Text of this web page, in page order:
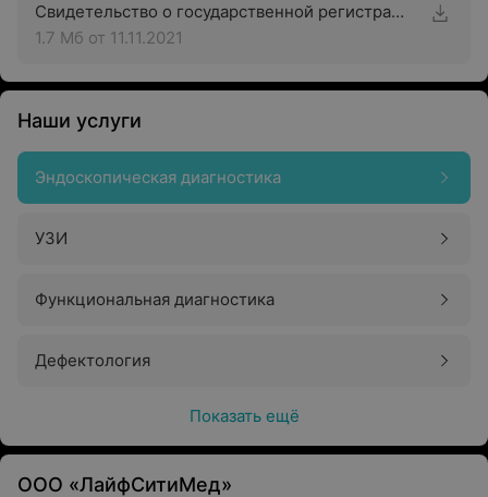
Свидетельство о государственной регистрации
1.7 Мб от 11.11.2021
Наши услуги
Эндоскопическая диагностика
УЗИ
Функциональная диагностика
Дефектология
Показать ещё
ООО «ЛайфСитиМед»